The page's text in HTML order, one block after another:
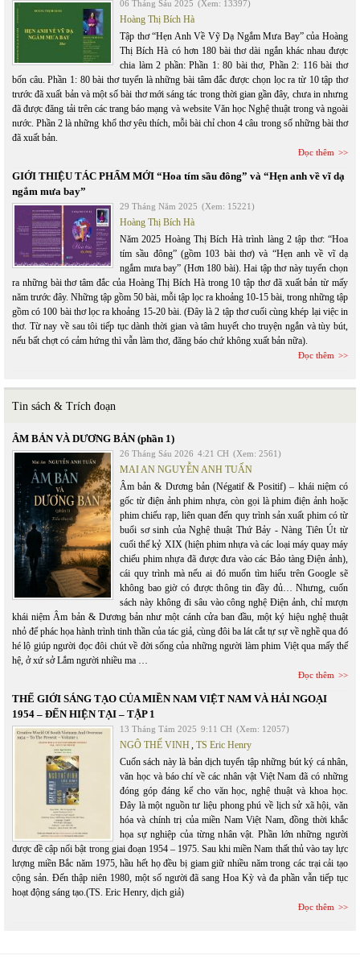
06 Tháng Sáu 2025 (Xem: 13397)
Hoàng Thị Bích Hà
Tập thơ “Hẹn Anh Về Vỹ Dạ Ngắm Mưa Bay” của Hoàng
Thị Bích Hà có hơn 180 bài thơ dài ngắn khác nhau được
chia làm 2 phần: Phần 1: 80 bài thơ, Phần 2: 116 bài thơ
bốn câu. Phần 1: 80 bài thơ tuyển là những bài tâm đắc được chọn lọc ra từ 10 tập thơ
trước đã xuất bản và một số bài thơ mới sáng tác trong thời gian gần đây, chưa in nhưng
đã được đăng tải trên các trang báo mạng và website Văn học Nghệ thuật trong và ngoài
nước. Phần 2 là những khổ thơ yêu thích, mỗi bài chỉ chon 4 câu trong số những bài thơ
đã xuất bản.
Đọc thêm
GIỚI THIỆU TÁC PHẨM MỚI “Hoa tím sầu đông” và “Hẹn anh về vĩ dạ
ngắm mưa bay”
29 Tháng Năm 2025 (Xem: 15221)
Hoàng Thị Bích Hà
Năm 2025 Hoàng Thị Bích Hà trình làng 2 tập thơ: “Hoa
tím sầu đông” (gồm 103 bài thơ) và “Hẹn anh về vĩ dạ
ngắm mưa bay” (Hơn 180 bài). Hai tập thơ này tuyển chọn
ra những bài thơ tâm đắc của Hoàng Thị Bích Hà trong 10 tập thơ đã xuất bản từ mấy
năm trước đây. Những tập gồm 50 bài, mỗi tập lọc ra khoảng 10-15 bài, trong những tập
gồm có 100 bài thơ lọc ra khoảng 15-20 bài. (Đây là 2 tập thơ cuối cùng khép lại việc in
thơ. Từ nay về sau tôi tiếp tục dành thời gian và tâm huyết cho truyện ngắn và tùy bút,
nếu bất chợt có cảm hứng thì vẫn làm thơ, đăng báo chứ không xuất bản nữa).
Đọc thêm
Tin sách & Trích đoạn
ÂM BẢN VÀ DƯƠNG BẢN (phần 1)
26 Tháng Sáu 2026 4:21 CH (Xem: 2561)
MAI AN NGUYỄN ANH TUẤN
Âm bản & Dương bản (Négatif & Positif) – khái niệm có
gốc từ điện ảnh phim nhựa, còn gọi là phim điện ảnh hoặc
phim chiếu rạp, liên quan đến quy trình sản xuất phim có từ
buổi sơ sinh của Nghệ thuật Thứ Bảy - Nàng Tiên Út từ
cuối thế kỷ XIX (hiện phim nhựa và các loại máy quay máy
chiếu phim nhựa đã được đưa vào các Bảo tàng Điện ảnh),
cái quy trình mà nếu ai đó muốn tìm hiểu trên Google sẽ
không bao giờ có được thông tin đầy đủ… Nhưng, cuốn
sách này không đi sâu vào công nghệ Điện ảnh, chỉ mượn
khái niệm Âm bản & Dương bản như một cánh cửa ban đầu, một ký hiệu nghệ thuật
nhỏ để phác họa hành trình tinh thần của tác giả, cùng đôi ba lát cắt tự sự về nghề qua đó
hé lộ giúp người đọc đôi chút về đời sống của những người làm phim Việt qua mấy thế
hệ, ở xứ sở Lắm người nhiều ma …
Đọc thêm
THẾ GIỚI SÁNG TẠO CỦA MIỀN NAM VIỆT NAM VÀ HẢI NGOẠI
1954 – ĐẾN HIỆN TẠI – TẬP 1
13 Tháng Tám 2025 9:11 CH (Xem: 12057)
NGÔ THẾ VINH, TS Eric Henry
Cuốn sách này là bản dịch tuyển tập những bút ký cá nhân,
văn học và báo chí về các nhân vật Việt Nam đã có những
đóng góp đáng kể cho văn học, nghệ thuật và khoa học.
Đây là một nguồn tư liệu phong phú về lịch sử xã hội, văn
hóa và chính trị của miền Nam Việt Nam, đồng thời khắc
họa sự nghiệp của từng nhân vật. Phần lớn những người
được đề cập nổi bật trong giai đoạn 1954 – 1975. Sau khi miền Nam thất thủ vào tay lực
lượng miền Bắc năm 1975, hầu hết họ đều bị giam giữ nhiều năm trong các trại cải tạo
cộng sản. Đến thập niên 1980, một số người đã sang Hoa Kỳ và đa phần vẫn tiếp tục
hoạt động sáng tạo.(TS. Eric Henry, dịch giả)
Đọc thêm